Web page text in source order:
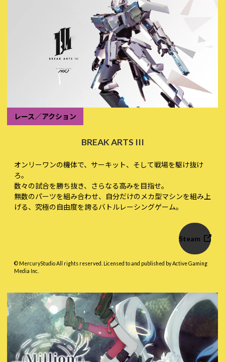
レース／アクション
BREAK ARTS III
オンリーワンの機体で、サーキット、そして戦場を駆け抜け
ろ。
数々の試合を勝ち抜き、さらなる高みを目指せ。
無数のパーツを組み合わせ、自分だけのメカ型マシンを組み上
げる、究極の自由度を誇るバトルレーシングゲーム。
Steam
© MercuryStudio All rights reserved. Licensed to and published by Active Gaming
Media Inc.